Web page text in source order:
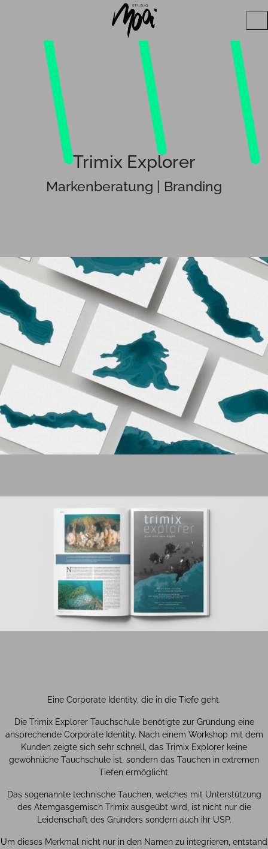
Trimix Explorer
Markenberatung | Branding
Eine Corporate Identity, die in die Tiefe geht.
Die Trimix Explorer Tauchschule benötigte zur Gründung eine
ansprechende Corporate Identity. Nach einem Workshop mit dem
Kunden zeigte sich sehr schnell, das Trimix Explorer keine
gewöhnliche Tauchschule ist, sondern das Tauchen in extremen
Tiefen ermöglicht.
Das sogenannte technische Tauchen, welches mit Unterstützung
des Atemgasgemisch Trimix ausgeübt wird, ist nicht nur die
Leidenschaft des Gründers sondern auch ihr USP.
Um dieses Merkmal nicht nur in den Namen zu integrieren, entstand